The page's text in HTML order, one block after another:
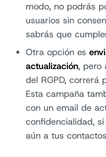
modo, no podrás
usuarios sin
sabrás que
Otra opción es
actualización, pero
del RGPD, correrá
Esta campaña
con un email de
confidencialidad,
aún a tus